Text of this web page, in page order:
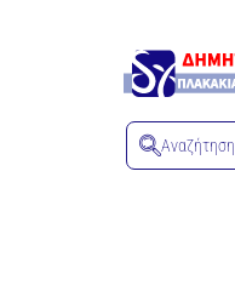
Αναζήτηση